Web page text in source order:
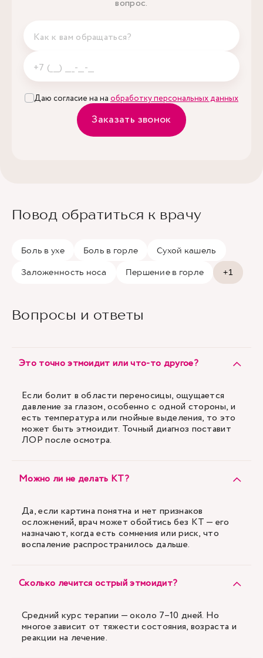
вопрос.
Даю согласие на на обработку персональных данных
Заказать звонок
Повод обратиться к врачу
Боль в ухе Боль в горле Сухой кашель
Заложенность носа Першение в горле +1
Вопросы и ответы
Это точно этмоидит или что-то другое?
Если болит в области переносицы, ощущается
давление за глазом, особенно с одной стороны, и
есть температура или гнойные выделения, то это
может быть этмоидит. Точный диагноз поставит
ЛОР после осмотра.
Можно ли не делать КТ?
Да, если картина понятна и нет признаков
осложнений, врач может обойтись без КТ — его
назначают, когда есть сомнения или риск, что
воспаление распространилось дальше.
Сколько лечится острый этмоидит?
Средний курс терапии — около 7–10 дней. Но
многое зависит от тяжести состояния, возраста и
реакции на лечение.